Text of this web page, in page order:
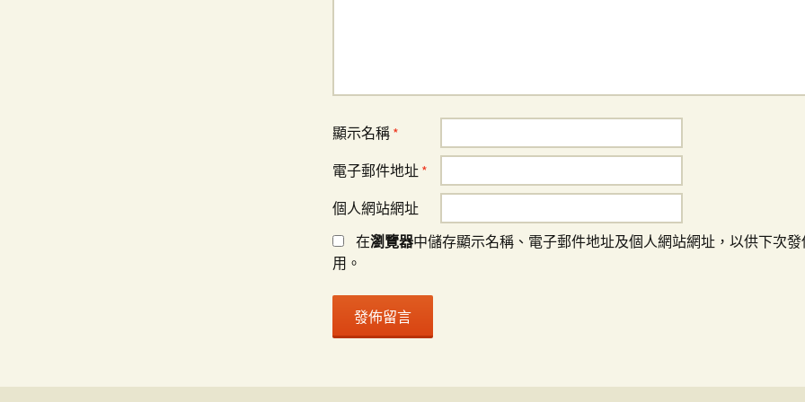
顯示名稱 *
電子郵件地址 *
個人網站網址
在瀏覽器中儲存顯示名稱、電子郵件地址及個人網站網址，以供下次
用。